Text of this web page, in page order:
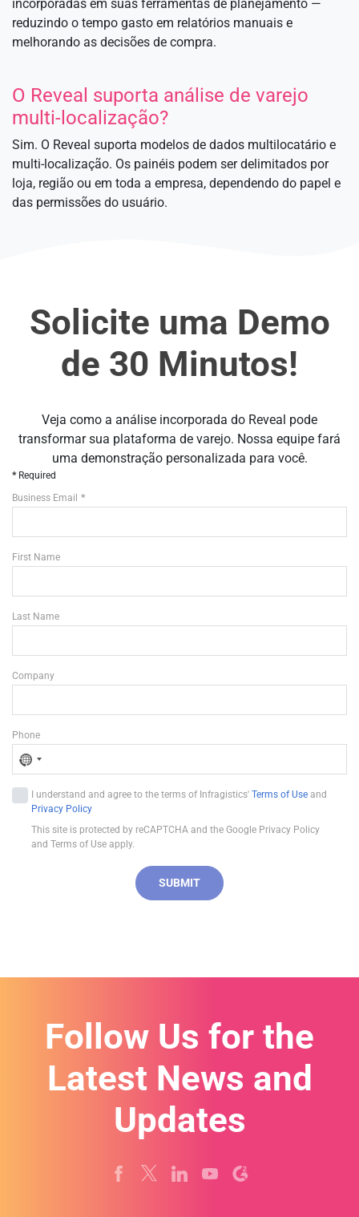
incorporadas em suas ferramentas de planejamento —
reduzindo o tempo gasto em relatórios manuais e
melhorando as decisões de compra.
O Reveal suporta análise de varejo
multi-localização?
Sim. O Reveal suporta modelos de dados multilocatário e
multi-localização. Os painéis podem ser delimitados por
loja, região ou em toda a empresa, dependendo do papel e
das permissões do usuário.
Solicite uma Demo
de 30 Minutos!
Veja como a análise incorporada do Reveal pode
transformar sua plataforma de varejo. Nossa equipe fará
uma demonstração personalizada para você.
Required
Business Email
First Name
Last Name
Company
N
c
u
Phone
I understand and agree to the terms of Infragistics' Terms of Use and
Privacy Policy
This site is protected by reCAPTCHA and the Google Privacy Policy
and Terms of Use apply.
SUBMIT
Follow Us for the
Latest News and
Updates